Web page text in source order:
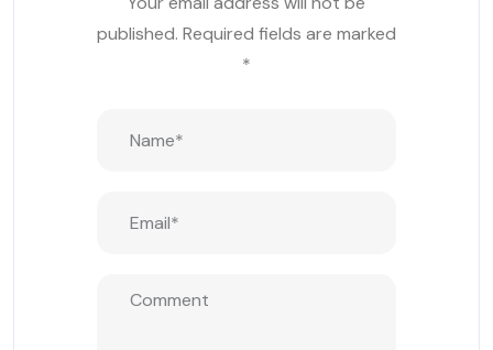
published. Required fields are marked
*